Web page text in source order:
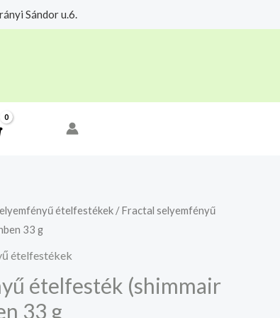
Sándor u.6.
ételfestékek / Fractal selyemfényű
33 g
ételfestékek
ételfesték (shimmair
33 g